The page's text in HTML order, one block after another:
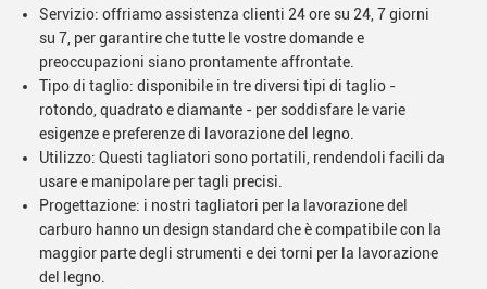
Servizio: offriamo assistenza clienti 24 ore su 24, 7 giorni
su 7, per garantire che tutte le vostre domande e
preoccupazioni siano prontamente affrontate.
Tipo di taglio: disponibile in tre diversi tipi di taglio -
rotondo, quadrato e diamante - per soddisfare le varie
esigenze e preferenze di lavorazione del legno.
Utilizzo: Questi tagliatori sono portatili, rendendoli facili da
usare e manipolare per tagli precisi.
Progettazione: i nostri tagliatori per la lavorazione del
carburo hanno un design standard che è compatibile con la
maggior parte degli strumenti e dei torni per la lavorazione
del legno.